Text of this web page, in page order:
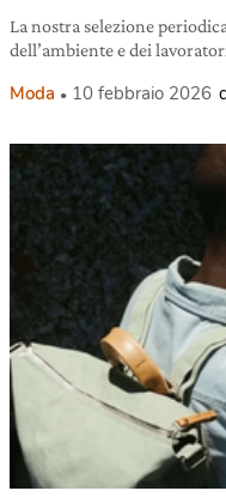
La nostra selezione
dell’ambiente e dei
Moda 10 febbraio 2026